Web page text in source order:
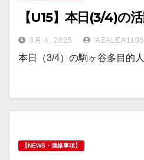
【U15】本日(3/4)の
3月 4, 2025 AZALEA1105
本日（3/4）の駒ヶ谷多目的
【NEWS・連絡事項】